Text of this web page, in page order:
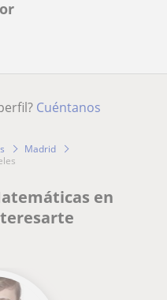
Cuéntanos
Madrid
en